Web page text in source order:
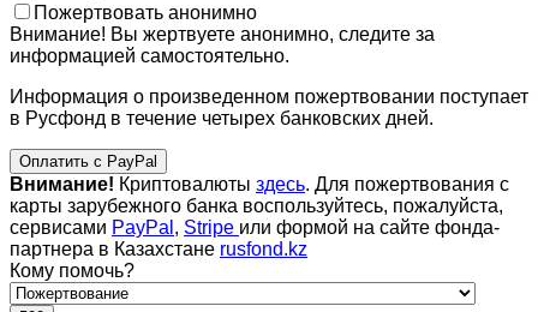
Пожертвовать анонимно
Внимание! Вы жертвуете анонимно, следите за
информацией самостоятельно.
Информация о произведенном пожертвовании поступает
в Русфонд в течение четырех банковских дней.
Оплатить с PayPal
Внимание! Криптовалюты здесь. Для пожертвования с
карты зарубежного банка воспользуйтесь, пожалуйста,
сервисами PayPal , Stripe или формой на сайте фонда-
партнера в Казахстане rusfond.kz
Кому помочь?